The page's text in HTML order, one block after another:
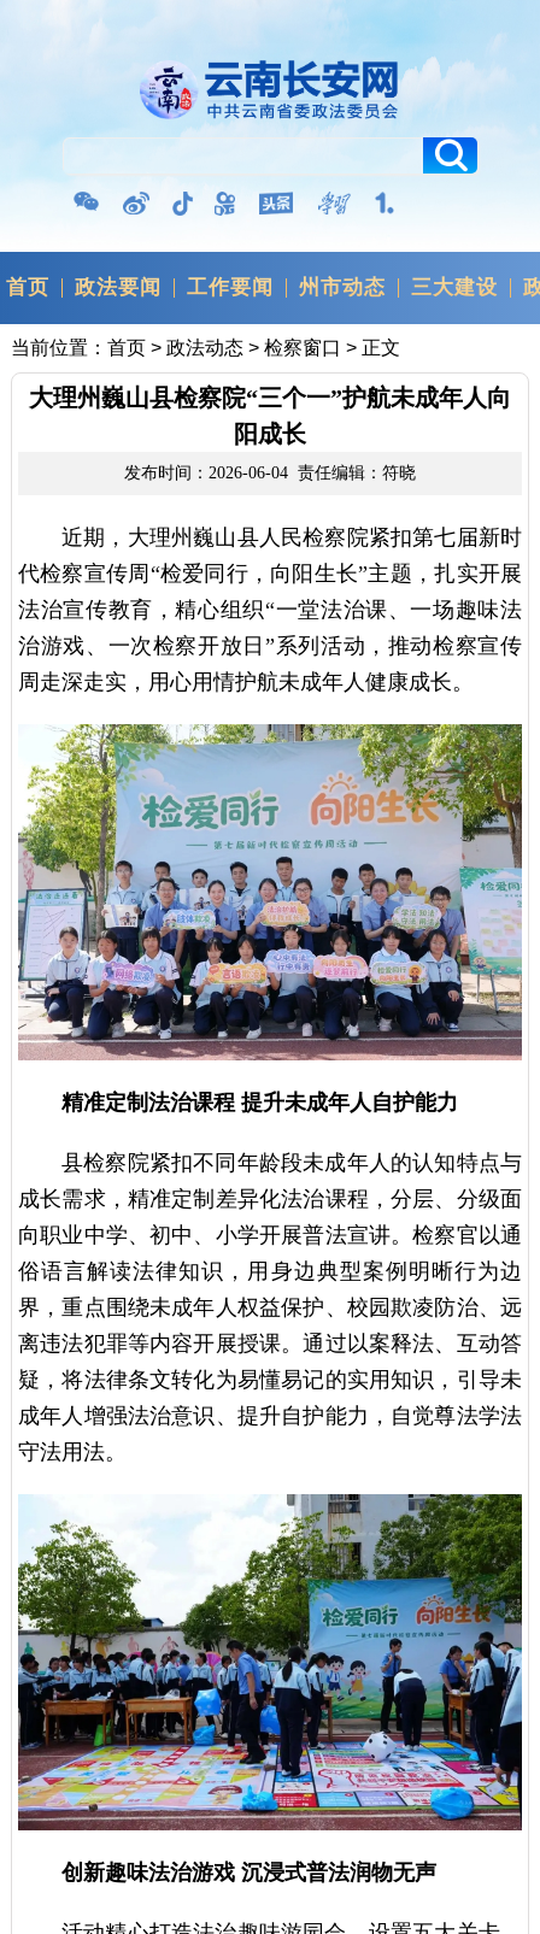
首页 政法要闻 工作要闻 州市动态 三大建设
当前位置： 首页> 政法动态> 检察窗口 > 正文
大理州巍山县检察院“三个一”护航未成年人向
阳成长
发布时间：2026-06-04 责任编辑：符晓
近期，大理州巍山县人民检察院紧扣第七届新时
代检察宣传周“检爱同行，向阳生长”主题，扎实开展
法治宣传教育，精心组织“一堂法治课、一场趣味法
治游戏、一次检察开放日”系列活动，推动检察宣传
周走深走实，用心用情护航未成年人健康成长。
精准定制法治课程 提升未成年人自护能力
县检察院紧扣不同年龄段未成年人的认知特点与
成长需求，精准定制差异化法治课程，分层、分级面
向职业中学、初中、小学开展普法宣讲。检察官以通
俗语言解读法律知识，用身边典型案例明晰行为边
界，重点围绕未成年人权益保护、校园欺凌防治、远
离违法犯罪等内容开展授课。通过以案释法、互动答
疑，将法律条文转化为易懂易记的实用知识，引导未
成年人增强法治意识、提升自护能力，自觉尊法学法
守法用法。
创新趣味法治游戏 沉浸式普法润物无声